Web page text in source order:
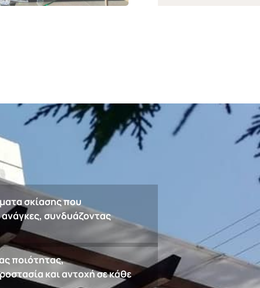
σκίασης που
ανάγκες, συνδυάζοντας
ποιότητας,
και αντοχή σε κάθε